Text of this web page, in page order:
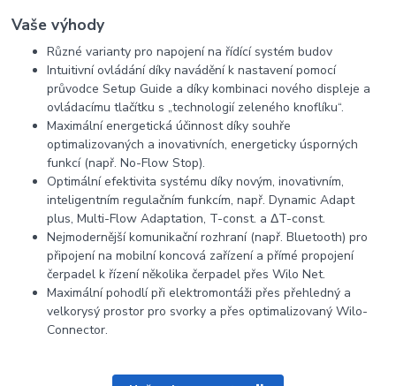
Vaše výhody
Různé varianty pro napojení na řídící systém budov
Intuitivní ovládání díky navádění k nastavení pomocí
průvodce Setup Guide a díky kombinaci nového displeje a
ovládacímu tlačítku s „technologií zeleného knoflíku“.
Maximální energetická účinnost díky souhře
optimalizovaných a inovativních, energeticky úsporných
funkcí (např. No-Flow Stop).
Optimální efektivita systému díky novým, inovativním,
inteligentním regulačním funkcím, např. Dynamic Adapt
plus, Multi-Flow Adaptation, T-const. a ΔT-const.
Nejmodernější komunikační rozhraní (např. Bluetooth) pro
připojení na mobilní koncová zařízení a přímé propojení
čerpadel k řízení několika čerpadel přes Wilo Net.
Maximální pohodlí při elektromontáži přes přehledný a
velkorysý prostor pro svorky a přes optimalizovaný Wilo-
Connector.